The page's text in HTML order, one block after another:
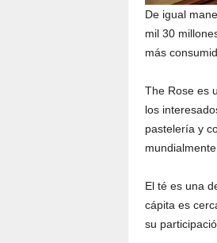
De igual
mil 30
más
The Rose es
los
pastelería y
El té es una
cápita es
su